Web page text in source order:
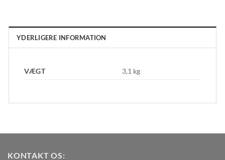
YDERLIGERE INFORMATION
VÆGT 3,1 kg
KONTAKT OS: